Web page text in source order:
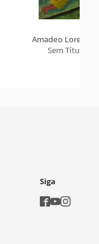
Amadeo
Sem Título
Siga